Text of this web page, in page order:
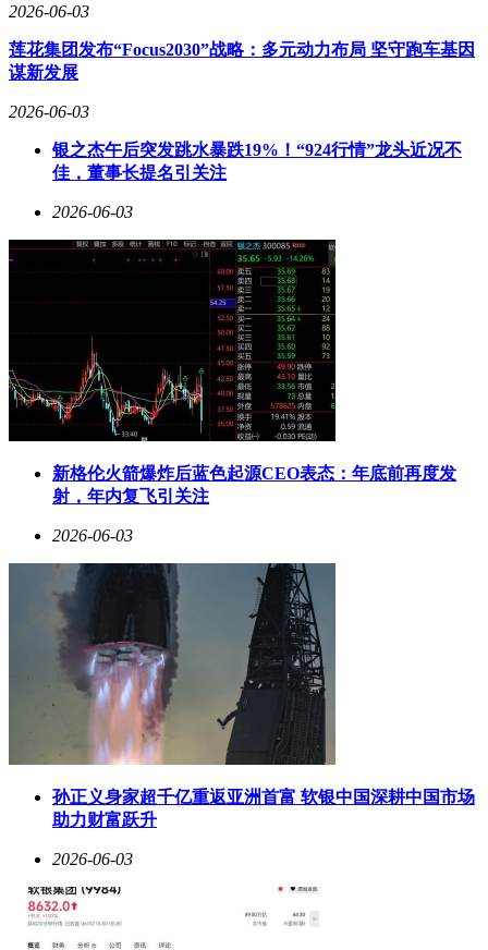
2026-06-03
莲花集团发布“Focus2030”战略：多元动力布局 坚守跑车基因
谋新发展
2026-06-03
银之杰午后突发跳水暴跌19%！“924行情”龙头近况不
佳，董事长提名引关注
2026-06-03
新格伦火箭爆炸后蓝色起源CEO表态：年底前再度发
射，年内复飞引关注
2026-06-03
孙正义身家超千亿重返亚洲首富 软银中国深耕中国市场
助力财富跃升
2026-06-03